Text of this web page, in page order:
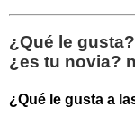
¿Qué le
¿es tu novia?
¿Qué le gusta a